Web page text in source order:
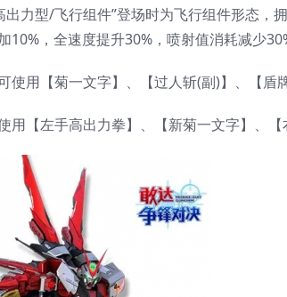
出力型/飞行组件”登场时为飞行组件形态，
10%，全速度提升30%，喷射值消耗减少
使用【菊一文字】、【过人斩(副)】、【盾
用【左手高出力拳】、【新菊一文字】、【